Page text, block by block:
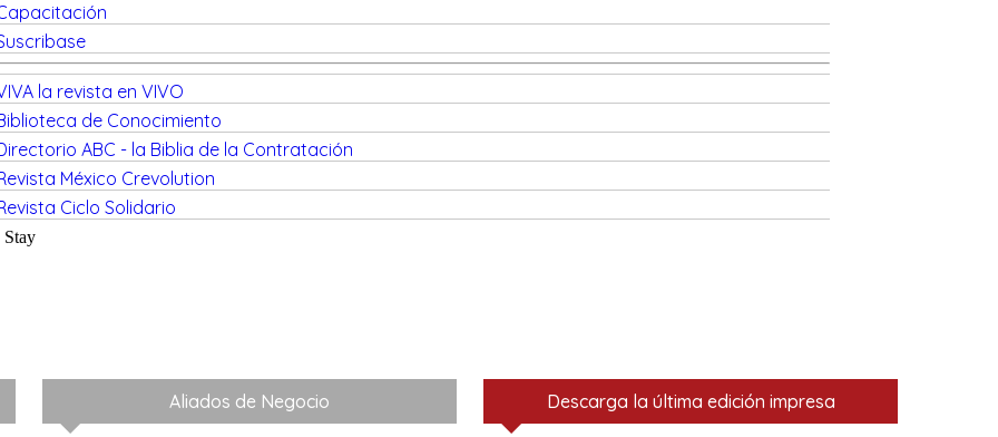
la revista en VIVO
de Conocimiento
ABC - la Biblia de la Contratación
México Crevolution
Ciclo Solidario
Stay
Aliados de Negocio Descarga la última edición impresa